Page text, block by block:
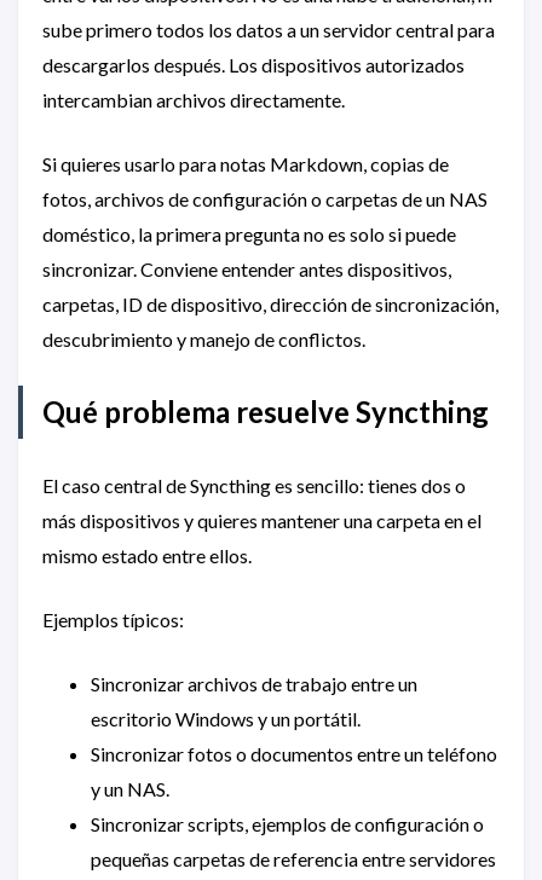
sube primero todos los datos a un servidor central para
descargarlos después. Los dispositivos autorizados
intercambian archivos directamente.
Si quieres usarlo para notas Markdown, copias de
fotos, archivos de configuración o carpetas de un NAS
doméstico, la primera pregunta no es solo si puede
sincronizar. Conviene entender antes dispositivos,
carpetas, ID de dispositivo, dirección de sincronización,
descubrimiento y manejo de conflictos.
Qué problema resuelve Syncthing
El caso central de Syncthing es sencillo: tienes dos o
más dispositivos y quieres mantener una carpeta en el
mismo estado entre ellos.
Ejemplos típicos:
Sincronizar archivos de trabajo entre un
escritorio Windows y un portátil.
Sincronizar fotos o documentos entre un teléfono
y un NAS.
Sincronizar scripts, ejemplos de configuración o
pequeñas carpetas de referencia entre servidores